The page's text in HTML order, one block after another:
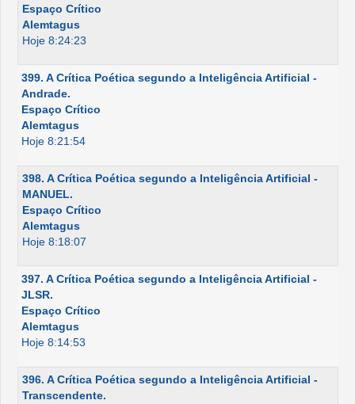
Espaço Crítico
Alemtagus
Hoje 8:24:23
399. A Crítica Poética segundo a Inteligência Artificial -
Andrade.
Espaço Crítico
Alemtagus
Hoje 8:21:54
398. A Crítica Poética segundo a Inteligência Artificial -
MANUEL.
Espaço Crítico
Alemtagus
Hoje 8:18:07
397. A Crítica Poética segundo a Inteligência Artificial -
JLSR.
Espaço Crítico
Alemtagus
Hoje 8:14:53
396. A Crítica Poética segundo a Inteligência Artificial -
Transcendente.